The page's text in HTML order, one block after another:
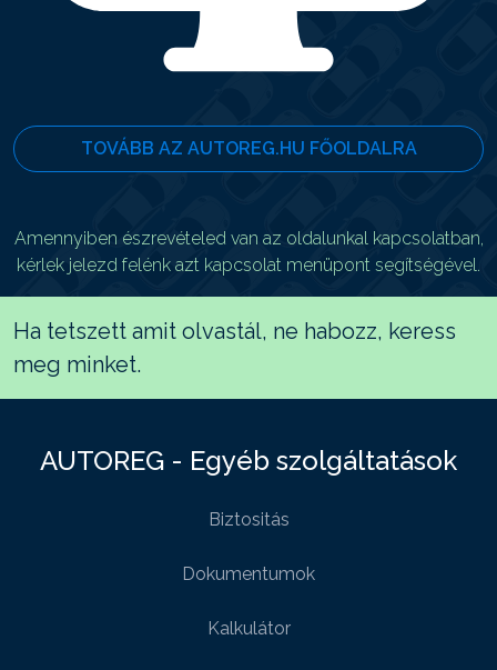
TOVÁBB AZ AUTOREG.HU FŐOLDALRA
Amennyiben észrevételed van az oldalunkal kapcsolatban,
kérlek jelezd felénk azt kapcsolat menüpont segítségével.
Ha tetszett amit olvastál, ne habozz, keress
meg minket.
AUTOREG - Egyéb szolgáltatások
Biztositás
Dokumentumok
Kalkulátor